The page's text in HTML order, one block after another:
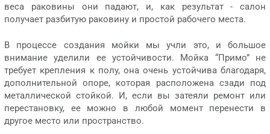
веса раковины они падают, и, как результат - салон
получает разбитую раковину и простой рабочего места.
В процессе создания мойки мы учли это, и большое
внимание уделили ее устойчивости. Мойка “Примо” не
требует крепления к полу, она очень устойчива благодаря,
дополнительной опоре, которая расположена сзади под
металлической стойкой. И, если вы затеяли ремонт или
перестановку, ее можно в любой момент перенести в
другое место или пространство.